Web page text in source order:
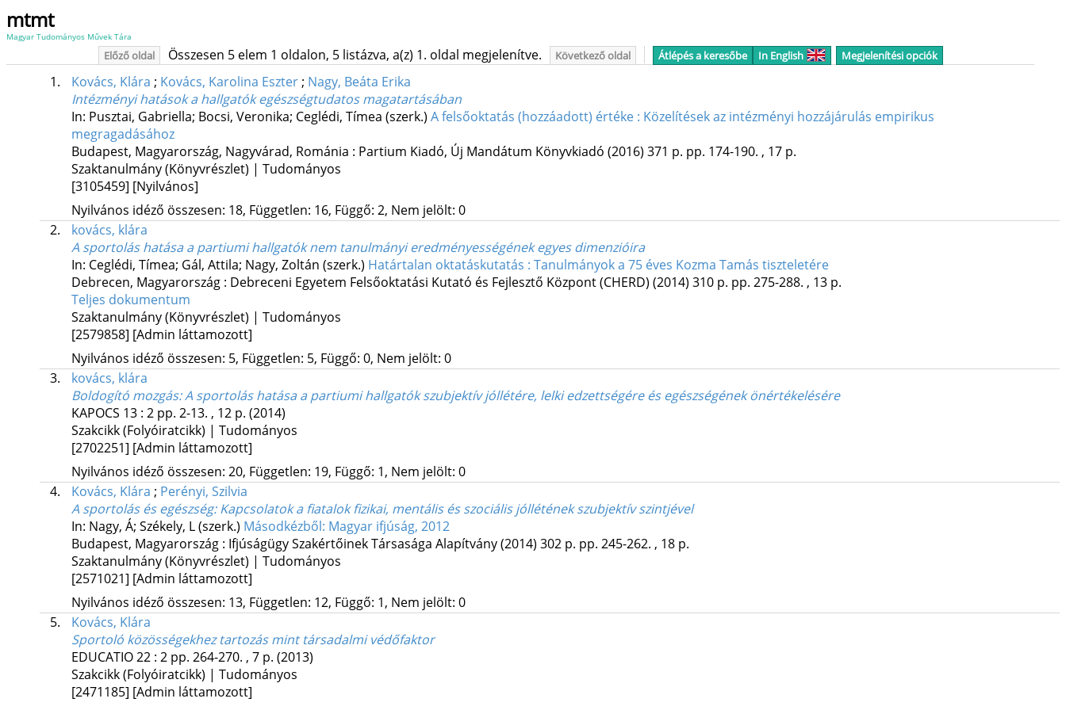
mtmt
Magyar Tudományos Művek Tára
Előző oldal Összesen 5 elem 1 oldalon, 5 listázva, a(z) 1. oldal megjelenítve. Következő oldal Átlépés a keresőbe In English Megjelenítési opciók
1. Kovács, Klára ; Kovács, Karolina Eszter; Nagy, Beáta Erika
Intézményi hatások a hallgatók egészségtudatos magatartásában
In: Pusztai, Gabriella; Bocsi, Veronika; Ceglédi, Tímea (szerk.) A felsőoktatás (hozzáadott) értéke : Közelítések az intézményi hozzájárulás empirikus
megragadásához
Budapest, Magyarország, Nagyvárad, Románia : Partium Kiadó, Új Mandátum Könyvkiadó (2016) 371 p. pp. 174-190. , 17 p.
Szaktanulmány (Könyvrészlet) | Tudományos
[3105459] [Nyilvános]
Nyilvános idéző összesen: 18, Független: 16, Függő: 2, Nem jelölt: 0
2.
kovács, klára
A sportolás hatása a partiumi hallgatók nem tanulmányi eredményességének egyes dimenzióira
In: Ceglédi, Tímea; Gál, Attila; Nagy, Zoltán (szerk.) Határtalan oktatáskutatás : Tanulmányok a 75 éves Kozma Tamás tiszteletére
Debrecen, Magyarország : Debreceni Egyetem Felsőoktatási Kutató és Fejlesztő Központ (CHERD) (2014) 310 p. pp. 275-288. , 13 p.
Teljes dokumentum
Szaktanulmány (Könyvrészlet) | Tudományos
[2579858] [Admin láttamozott]
Nyilvános idéző összesen: 5, Független: 5, Függő: 0, Nem jelölt: 0
3.
kovács, klára
Boldogító mozgás: A sportolás hatása a partiumi hallgatók szubjektív jóllétére, lelki edzettségére és egészségének önértékelésére
KAPOCS 13: 2 pp. 2-13. , 12 p. (2014)
Szakcikk (Folyóiratcikk) | Tudományos
[2702251] [Admin láttamozott]
Nyilvános idéző összesen: 20, Független: 19, Függő: 1, Nem jelölt: 0
4.
Kovács, Klára ; Perényi, Szilvia
A sportolás és egészség: Kapcsolatok a fiatalok fizikai, mentális és szociális jóllétének szubjektív szintjével
In: Nagy, Á; Székely, L (szerk.) Másodkézből: Magyar ifjúság, 2012
Budapest, Magyarország : Ifjúságügy Szakértőinek Társasága Alapítvány(2014) 302 p. pp. 245-262. , 18 p.
Szaktanulmány (Könyvrészlet) | Tudományos
[2571021] [Admin láttamozott]
Nyilvános idéző összesen: 13, Független: 12, Függő: 1, Nem jelölt: 0
5.
Kovács, Klára
Sportoló közösségekhez tartozás mint társadalmi védőfaktor
EDUCATIO22: 2 pp. 264-270. , 7 p. (2013)
Szakcikk (Folyóiratcikk) | Tudományos
[2471185] [Admin láttamozott]